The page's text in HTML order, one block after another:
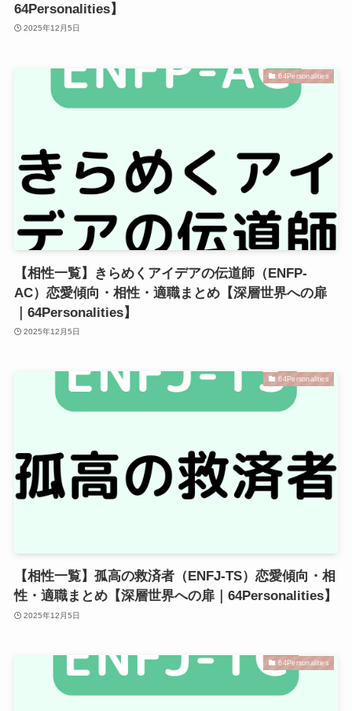
64Personalities】
2025年12月5日
64Personalities
【相性一覧】きらめくアイデアの伝道師（ENFP-
AC）恋愛傾向・相性・適職まとめ【深層世界への扉
｜64Personalities】
2025年12月5日
64Personalities
【相性一覧】孤高の救済者（ENFJ-TS）恋愛傾向・相
性・適職まとめ【深層世界への扉｜64Personalities】
2025年12月5日
64Personalities